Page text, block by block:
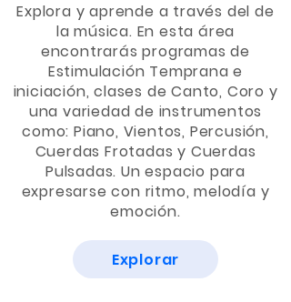
Explora y aprende a través del de
la música. En esta área
encontrarás programas de
Estimulación Temprana e
iniciación, clases de Canto, Coro y
una variedad de instrumentos
como: Piano, Vientos, Percusión,
Cuerdas Frotadas y Cuerdas
Pulsadas. Un espacio para
expresarse con ritmo, melodía y
emoción.
Explorar